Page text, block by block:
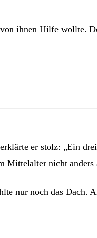
ihnen Hilfe wollte.
er stolz: „Ein
Mittelalter nicht anders
nur noch das Dach.